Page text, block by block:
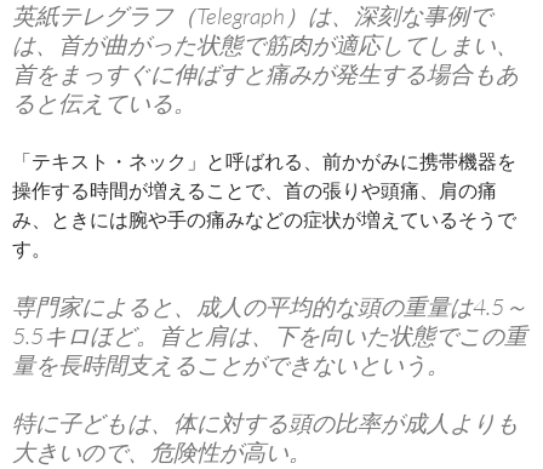
英紙テレグラフ（Telegraph）は、深刻な事例で
は、首が曲がった状態で筋肉が適応してしまい、
首をまっすぐに伸ばすと痛みが発生する場合もあ
ると伝えている。
「テキスト・ネック」と呼ばれる、前かがみに携帯機器を
操作する時間が増えることで、首の張りや頭痛、肩の痛
み、ときには腕や手の痛みなどの症状が増えているそうで
す。
専門家によると、成人の平均的な頭の重量は4.5～
5.5キロほど。首と肩は、下を向いた状態でこの重
量を長時間支えることができないという。
特に子どもは、体に対する頭の比率が成人よりも
大きいので、危険性が高い。